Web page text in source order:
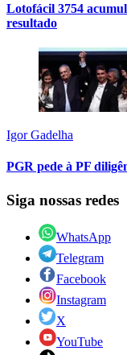
Lotofácil 3754
resultado
Igor Gadelha
PGR pede à PF
Siga nossas redes
WhatsApp
Telegram
Facebook
Instagram
X
YouTube